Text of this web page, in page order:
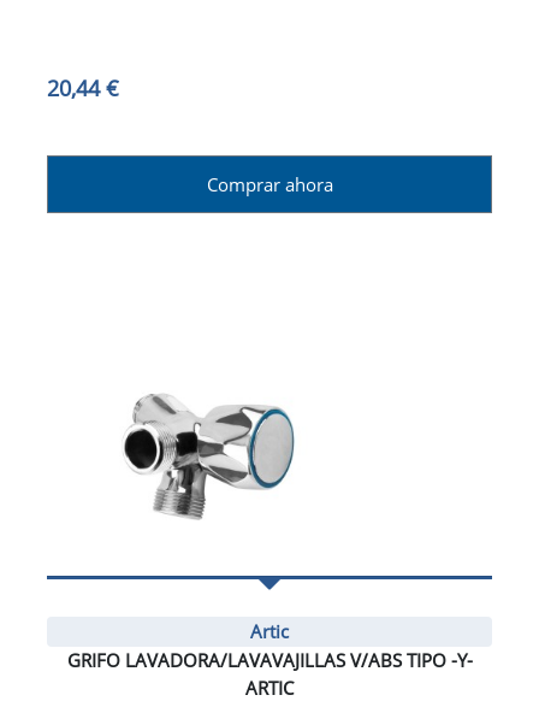
20,44 €
Comprar ahora
Artic
GRIFO LAVADORA/LAVAVAJILLAS V/ABS TIPO -Y-
ARTIC